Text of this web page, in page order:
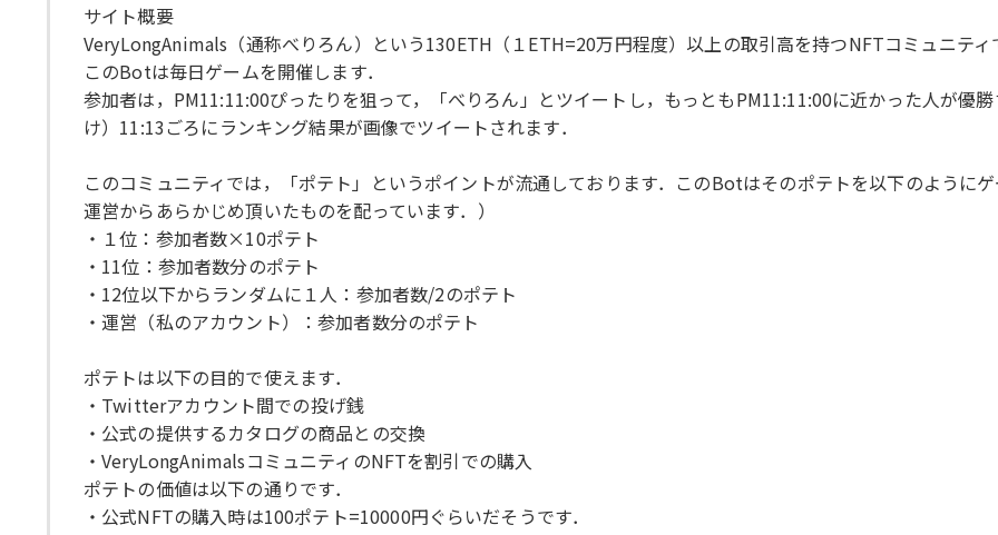
サイト概要
VeryLongAnimals（通称べりろん）という130ETH（１ETH=20万円程度）以上の取引高を持つNFTコミュニテ
このBotは毎日ゲームを開催します．
参加者は，PM11:11:00ぴったりを狙って，「べりろん」とツイートし，もっともPM11:11:00に近かった人が優
け）11:13ごろにランキング結果が画像でツイートされます．
このコミュニティでは，「ポテト」というポイントが流通しております．このBotはそのポテトを以下のように
運営からあらかじめ頂いたものを配っています．）
・１位：参加者数×10ポテト
・11位：参加者数分のポテト
・12位以下からランダムに１人：参加者数/2のポテト
・運営（私のアカウント）：参加者数分のポテト
ポテトは以下の目的で使えます．
・Twitterアカウント間での投げ銭
・公式の提供するカタログの商品との交換
・VeryLongAnimalsコミュニティのNFTを割引での購入
ポテトの価値は以下の通りです．
・公式NFTの購入時は100ポテト=10000円ぐらいだそうです．